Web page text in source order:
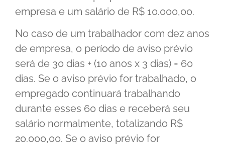
empresa e um salário de R$ 10.000,00.
No caso de um trabalhador com dez anos
de empresa, o período de aviso prévio
será de 30 dias + (10 anos x 3 dias) = 60
dias. Se o aviso prévio for trabalhado, o
empregado continuará trabalhando
durante esses 60 dias e receberá seu
salário normalmente, totalizando R$
20.000,00. Se o aviso prévio for